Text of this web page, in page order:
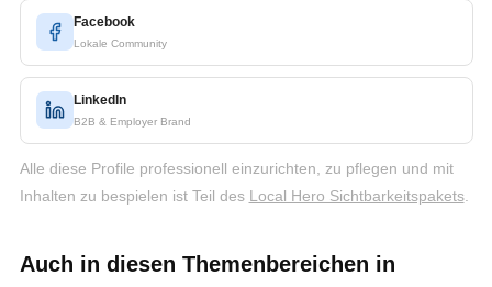
Facebook
Lokale Community
LinkedIn
B2B & Employer Brand
Alle diese Profile professionell einzurichten, zu pflegen und mit
Inhalten zu bespielen ist Teil des Local Hero Sichtbarkeitspakets.
Auch in diesen Themenbereichen in